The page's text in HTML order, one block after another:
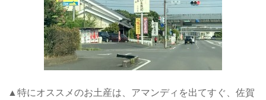
▲特にオススメのお土産は、アマンディを出てすぐ、佐賀